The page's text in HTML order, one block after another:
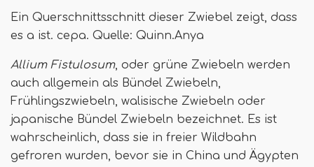
Ein Querschnittsschnitt dieser Zwiebel zeigt, dass
es a ist. cepa. Quelle: Quinn.Anya
Allium Fistulosum, oder grüne Zwiebeln werden
auch allgemein als Bündel Zwiebeln,
Frühlingszwiebeln, walisische Zwiebeln oder
japanische Bündel Zwiebeln bezeichnet. Es ist
wahrscheinlich, dass sie in freier Wildbahn
gefroren wurden, bevor sie in China und Ägypten